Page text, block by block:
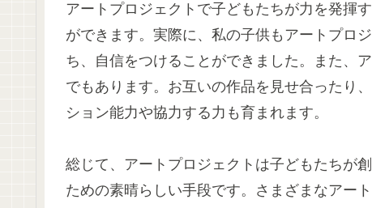
アートプロジェクトで子どもたちが力を発揮
ができます。実際に、私の子供もアートプロ
ち、自信をつけることができました。また、
でもあります。お互いの作品を見せ合ったり
ション能力や協力する力も育まれます。
総じて、アートプロジェクトは子どもたちが
ための素晴らしい手段です。さまざまなアー